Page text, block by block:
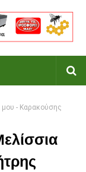
μου - Καρακούσης